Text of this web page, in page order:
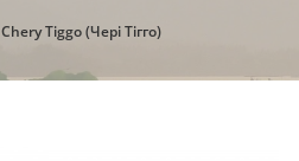
Chery Tiggo (Чері Тігго)